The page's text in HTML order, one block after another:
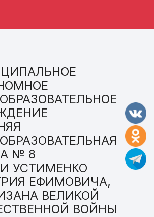
№ 8
УСТИМЕНКО
ЕФИМОВИЧА,
ВЕЛИКОЙ
ВОЙНЫ